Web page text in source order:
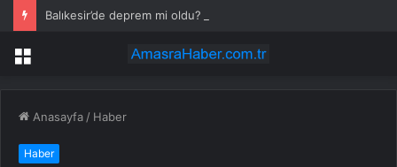
Menü
Anasayfa / Haber
Haber